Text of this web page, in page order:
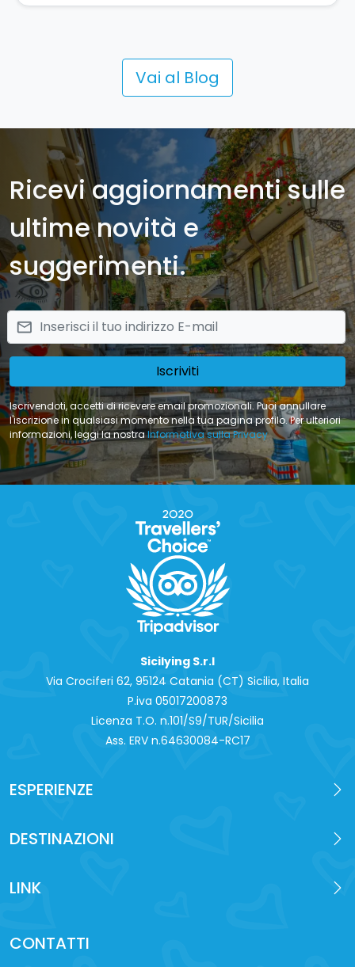
Vai al Blog
Ricevi aggiornamenti sulle
ultime novità e
suggerimenti.
email
Iscriviti
Iscrivendoti, accetti di ricevere email promozionali. Puoi annullare
l'iscrizione in qualsiasi momento nella tua pagina profilo. Per ulteriori
informazioni, leggi la nostraInformativa sulla Privacy
Sicilying S.r.l
Via Crociferi 62, 95124 Catania (CT) Sicilia, Italia
P.iva 0‍5017200873
Licenza T.O. n.101/S9/TUR/Sicilia
Ass. ERV n.64630084-RC17
ESPERIENZE
DESTINAZIONI
LINK
CONTATTI